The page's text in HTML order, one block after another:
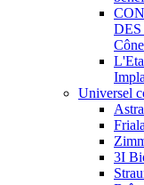
Cône
Universel
3I